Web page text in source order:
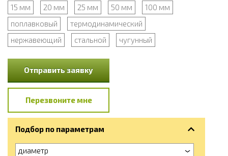
15 мм 20 мм 25 мм 50 мм
100 мм
поплавковый
термодинамический
нержавеющий
стальной чугунный
Отправить заявку
Перезвоните мне
Подбор по параметрам
диаметр